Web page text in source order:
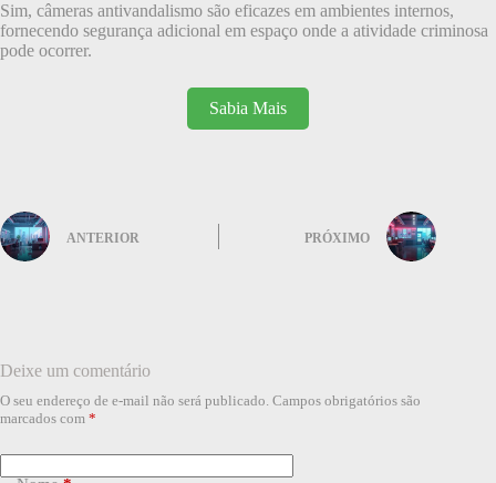
Sim, câmeras antivandalismo são eficazes em ambientes internos,
fornecendo segurança adicional em espaço onde a atividade criminosa
pode ocorrer.
Sabia Mais
ANTERIOR PRÓXIMO
Deixe um comentário
O seu endereço de e-mail não será publicado. Campos obrigatórios são
marcados com *